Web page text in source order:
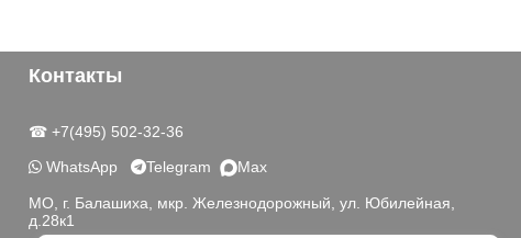
Контакты
☎ +7(495) 502-32-36
WhatsApp
Telegram Max
МО, г. Балашиха, мкр. Железнодорожный, ул. Юбилейная,
д.28к1